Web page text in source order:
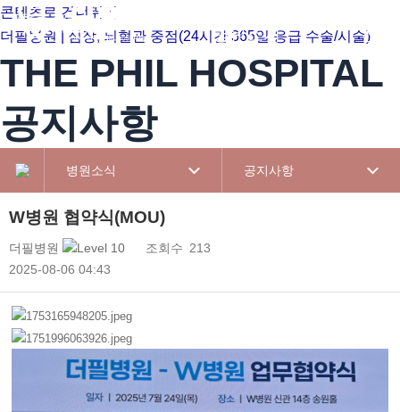
콘텐츠로 건너뛰기
더필병원 | 심장, 뇌혈관 중점(24시간 365일 응급 수술/시술)
병원소개 진료
THE PHIL HOSPITAL
공지사항
병원소식 공지사항
W병원 협약식(MOU)
더필병원 조회수 213
2025-08-06 04:43